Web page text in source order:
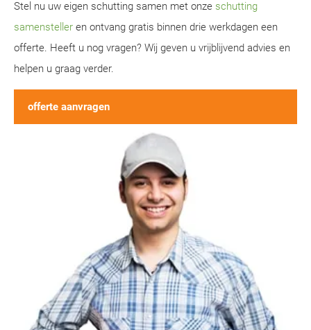
Stel nu uw eigen schutting samen met onze schutting
samensteller en ontvang gratis binnen drie werkdagen een
offerte. Heeft u nog vragen? Wij geven u vrijblijvend advies en
helpen u graag verder.
offerte aanvragen